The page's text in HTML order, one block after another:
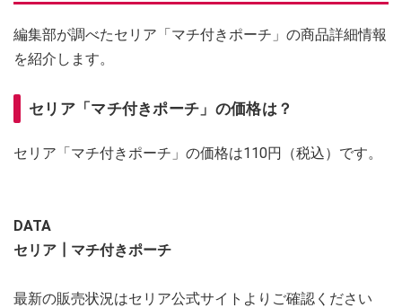
編集部が調べたセリア「マチ付きポーチ」の商品詳細情報
を紹介します。
セリア「マチ付きポーチ」の価格は？
セリア「マチ付きポーチ」の価格は110円（税込）です。
DATA
セリア┃マチ付きポーチ
最新の販売状況はセリア公式サイトよりご確認ください